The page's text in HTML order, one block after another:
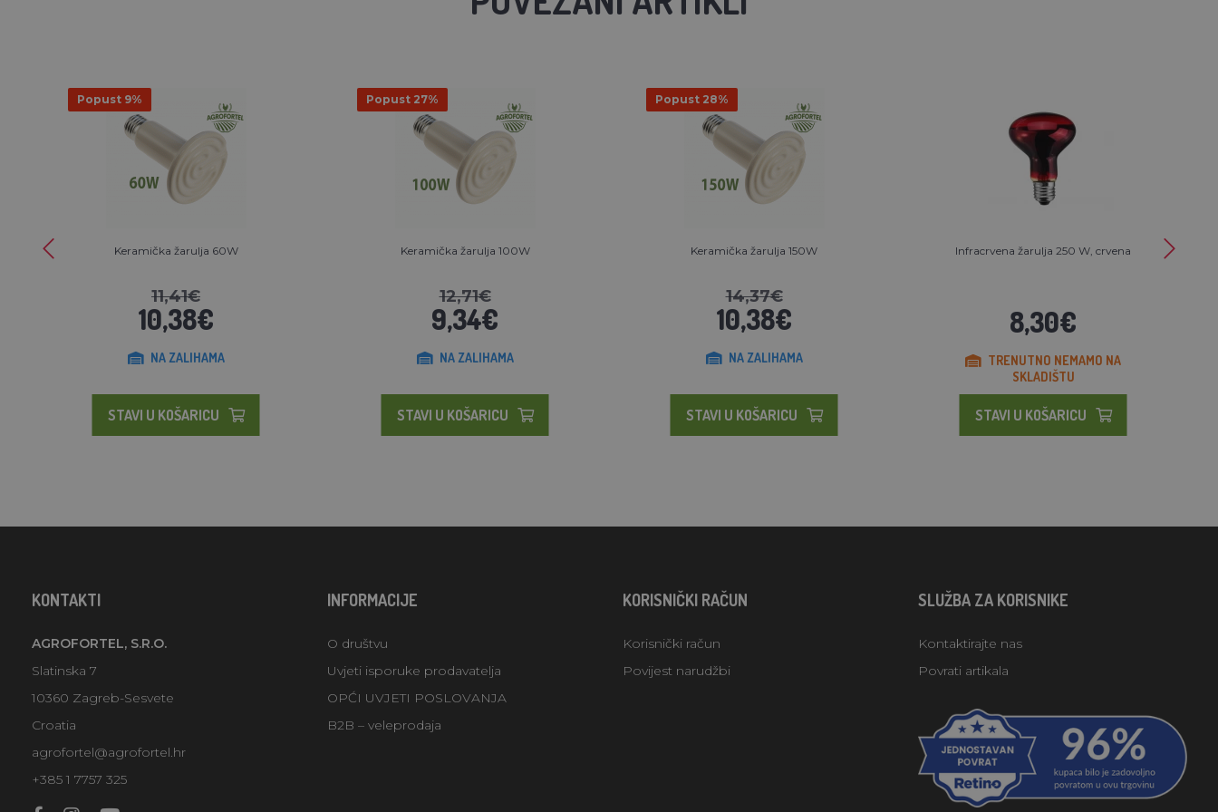
Popust 9%
Keramička žarulja 60W
11,41€
10,38€
NA ZALIHAMA
STAVI U KOŠARICU
Popust 27%
Keramička žarulja 100W
12,71€
9,34€
NA ZALIHAMA
STAVI U KOŠARICU
Popust 28%
Keramička žarulja 150W
14,37€
10,38€
NA ZALIHAMA
STAVI U KOŠARICU
Infracrvena žarulja 250 W, crvena
8,30€
TRENUTNO NEMAMO NA
SKLADIŠTU
STAVI U KOŠARICU
KONTAKTI
AGROFORTEL, S.R.O.
Slatinska 7
10360 Zagreb-Sesvete
Croatia
agrofortel@agrofortel.hr
+385 1 7757 325
INFORMACIJE
O društvu
Uvjeti isporuke prodavatelja
OPĆI UVJETI POSLOVANJA
B2B – veleprodaja
KORISNIČKI RAČUN
Korisnički račun
Povijest narudžbi
SLUŽBA ZA KORISNIKE
Kontaktirajte nas
Povrati artikala